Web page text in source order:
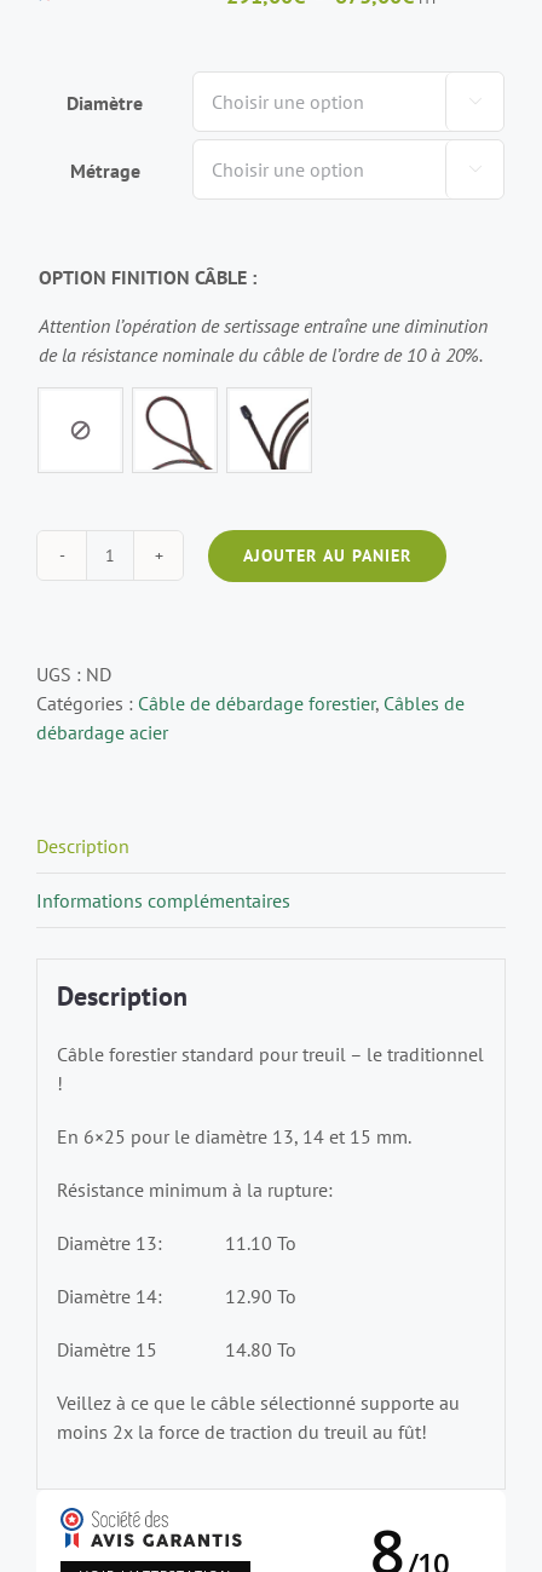
291,00€
873,00€
Diamètre 
Métrage 
OPTION FINITION CÂBLE :
Attention l’opération de sertissage entraîne une diminution
de la résistance nominale du câble de l’ordre de 10 à 20%.
AJOUTER AU PANIER
UGS : ND
Catégories : Câble de débardage forestier, Câbles de
débardage acier
Description
Informations complémentaires
Description
Câble forestier standard pour treuil – le traditionnel
!
En 6×25 pour le diamètre 13, 14 et 15 mm.
Résistance minimum à la rupture:
Diamètre 13: 11.10 To
Diamètre 14: 12.90 To
Diamètre 15 14.80 To
Veillez à ce que le câble sélectionné supporte au
moins 2x la force de traction du treuil au fût!
8/10